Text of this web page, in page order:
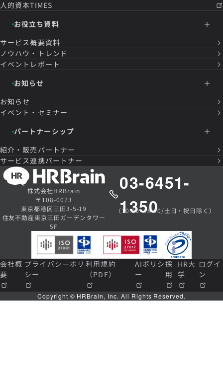
人的資本TIMES
お役立ち資料
サービス概要資料
ノウハウ・トレンド
イベントレポート
お知らせ
お知らせ
イベント・セミナー
パートナーシップ
紹介・販売パートナー
サービス連携パートナー
株式会社HRBrain
〒108-0073
東京都港区三田3-5-19
住友不動産東京三田ガーデンタワー
5F
03-6451-
1350
（10:00~18:00/土日・祝日除く）
会社概
要
プライバシーポリ
シー
利用規約
（PDF）
AIポリシ
ー
採
用
HR大
学
ログイ
ン
Copyright © HRBrain, Inc. All Rights Reserved.